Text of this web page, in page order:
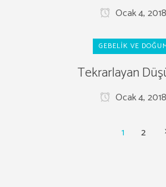
Ocak 4, 2018
GEBELIK VE
Tekrarlayan
Ocak 4, 2018
1 2